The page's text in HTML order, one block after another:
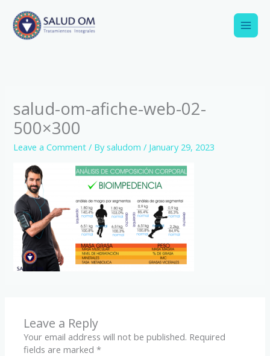
content
salud-om-afiche-web-02-
500×300
Leave a Comment / Bysaludom/ January 29, 2023
Leave a Reply
Your email address will not be published. Required
fields are marked*